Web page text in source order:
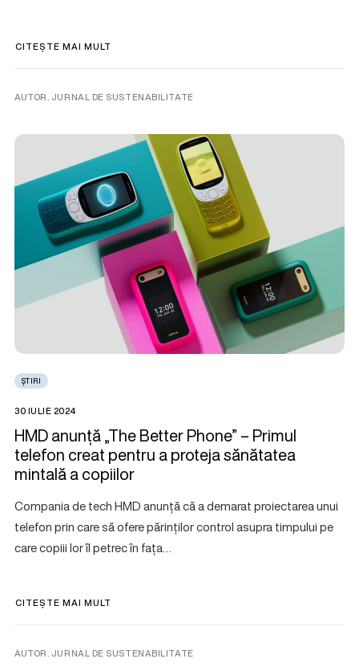
CITEȘTE MAI MULT
AUTOR. JURNAL DE SUSTENABILITATE
ȘTIRI
30 IULIE 2024
HMD anunță „The Better Phone” – Primul
telefon creat pentru a proteja sănătatea
mintală a copiilor
Compania de tech HMD anunță că a demarat proiectarea unui
telefon prin care să ofere părinților control asupra timpului pe
care copiii lor îl petrec în fața…
CITEȘTE MAI MULT
AUTOR. JURNAL DE SUSTENABILITATE